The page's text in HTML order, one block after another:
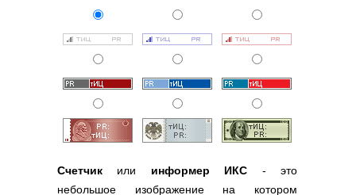
Счетчик или информер ИКС - это
небольшое изображение на котором